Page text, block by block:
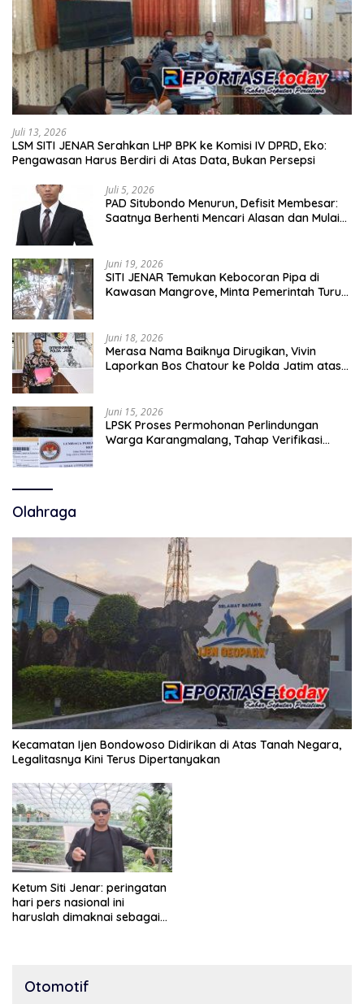
Juli 13, 2026
LSM SITI JENAR Serahkan LHP BPK ke Komisi IV DPRD, Eko:
Pengawasan Harus Berdiri di Atas Data, Bukan Persepsi
Juli 5, 2026
PAD Situbondo Menurun, Defisit Membesar:
Saatnya Berhenti Mencari Alasan dan Mulai
Juni 19, 2026
SITI JENAR Temukan Kebocoran Pipa di
Kawasan Mangrove, Minta Pemerintah Turun
Juni 18, 2026
Merasa Nama Baiknya Dirugikan, Vivin
Laporkan Bos Chatour ke Polda Jatim atas
Juni 15, 2026
LPSK Proses Permohonan Perlindungan
Warga Karangmalang, Tahap Verifikasi
Olahraga
Kecamatan Ijen Bondowoso Didirikan di Atas Tanah Negara,
Legalitasnya Kini Terus Dipertanyakan
Ketum Siti Jenar: peringatan
hari pers nasional ini
haruslah dimaknai sebagai
Indonesia.
Otomotif